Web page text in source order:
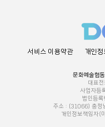
서비스 이용약관 개인정
문화예술협
대표
사업자
법인등
주소 : (31066) 충청
개인정보책임자